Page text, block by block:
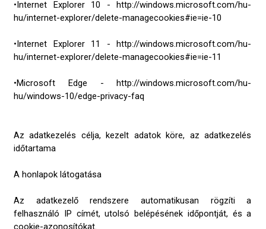
•Internet Explorer 10 - http://windows.microsoft.com/hu-
hu/internet-explorer/delete-managecookies#ie=ie-10
•Internet Explorer 11 - http://windows.microsoft.com/hu-
hu/internet-explorer/delete-managecookies#ie=ie-11
•Microsoft Edge - http://windows.microsoft.com/hu-
hu/windows-10/edge-privacy-faq
Az adatkezelés célja, kezelt adatok köre, az adatkezelés
időtartama
A honlapok látogatása
Az adatkezelő rendszere automatikusan rögzíti a
felhasználó IP címét, utolsó belépésének időpontját, és a
cookie-azonosítókat.